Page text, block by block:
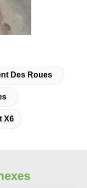
Des Roues
X6